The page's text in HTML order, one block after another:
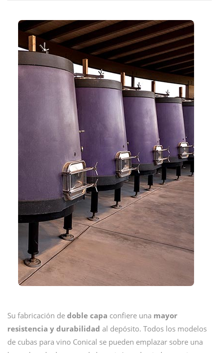
Su fabricación de doble capa confiere una mayor
resistencia y durabilidad al depósito. Todos los modelos
de cubas para vino Conical se pueden emplazar sobre una